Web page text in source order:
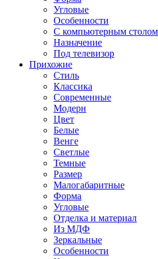
Угловые
Особенности
С компьютерным столом
Назначение
Под телевизор
Прихожие
Стиль
Классика
Современные
Модерн
Цвет
Белые
Венге
Светлые
Темные
Размер
Малогабаритные
Форма
Угловые
Отделка и материал
Из МДФ
Зеркальные
Особенности